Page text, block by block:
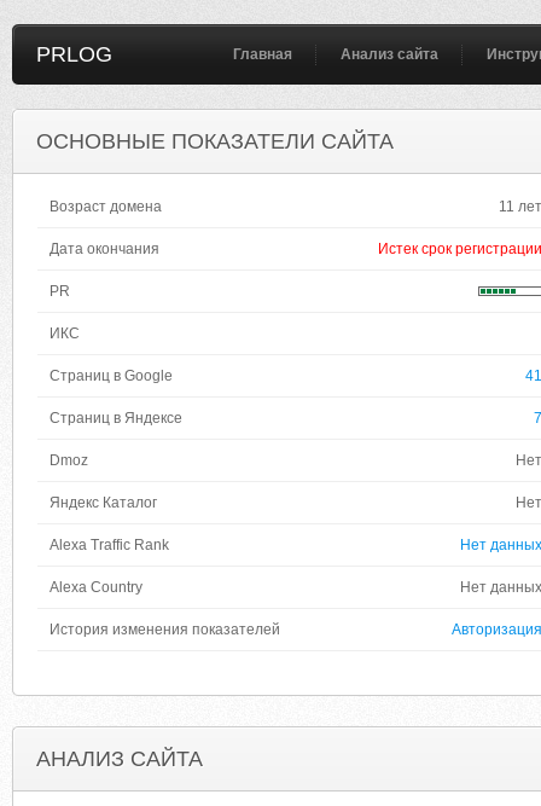
PRLOG Главная Анализ сайта
ОСНОВНЫЕ ПОКАЗАТЕЛИ САЙТА
Возраст домена 11 лет
Дата окончания Истек срок регистрации
PR
ИКС
Страниц в Google 41
Страниц в Яндексе 7
Dmoz Нет
Яндекс Каталог Нет
Alexa Traffic Rank Нет данных
Alexa Country Нет данных
История изменения показателей Авторизация
АНАЛИЗ САЙТА